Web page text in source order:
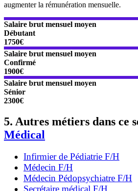
augmenter la rémunération mensuelle.
Salaire brut mensuel moyen
Débutant
1750€
Salaire brut mensuel moyen
Confirmé
1900€
Salaire brut mensuel moyen
Sénior
2300€
5. Autres métiers dans ce
Médical
Infirmier de Pédiatrie F/H
Médecin F/H
Médecin Pédopsychiatre F/H
Secrétaire médical F/H